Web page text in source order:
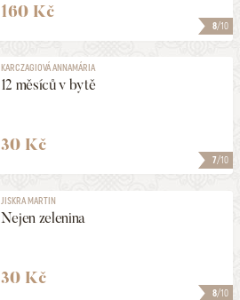
8/10
160 Kč
7/10
KARCZAGIOVÁ ANNAMÁRIA
12 měsíců v bytě
30 Kč
8/10
JISKRA MARTIN
Nejen zelenina
30 Kč